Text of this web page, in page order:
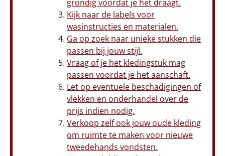
grondig voordat je het draagt.
Kijk naar de labels voor
wasinstructies en materialen.
Ga op zoek naar unieke stukken die
passen bij jouw stijl.
Vraag of je het kledingstuk mag
passen voordat je het aanschaft.
Let op eventuele beschadigingen of
vlekken en onderhandel over de
prijs indien nodig.
Verkoop zelf ook jouw oude kleding
om ruimte te maken voor nieuwe
tweedehands vondsten.